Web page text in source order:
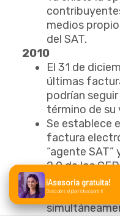
medios
del SAT.
2010
El 31 de
últimas
podrían
término de su
Se establece
factura
“agente
2.0 de los
2011
Los